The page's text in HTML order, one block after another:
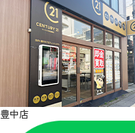
豊中店